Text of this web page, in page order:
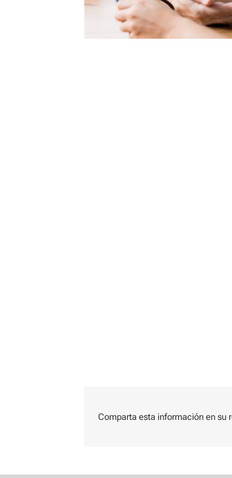
Comparta esta información en su